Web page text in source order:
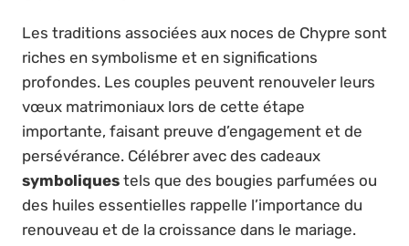
Les traditions associées aux noces de Chypre sont
riches en symbolisme et en significations
profondes. Les couples peuvent renouveler leurs
vœux matrimoniaux lors de cette étape
importante, faisant preuve d’engagement et de
persévérance. Célébrer avec des cadeaux
symboliques tels que des bougies parfumées ou
des huiles essentielles rappelle l’importance du
renouveau et de la croissance dans le mariage.